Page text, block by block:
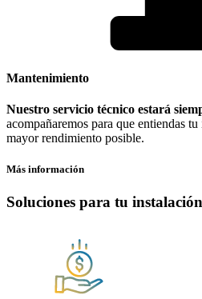
Mantenimiento
Nuestro servicio técnico estará
acompañaremos para que entiendas
mayor rendimiento posible.
Más información
Soluciones para tu